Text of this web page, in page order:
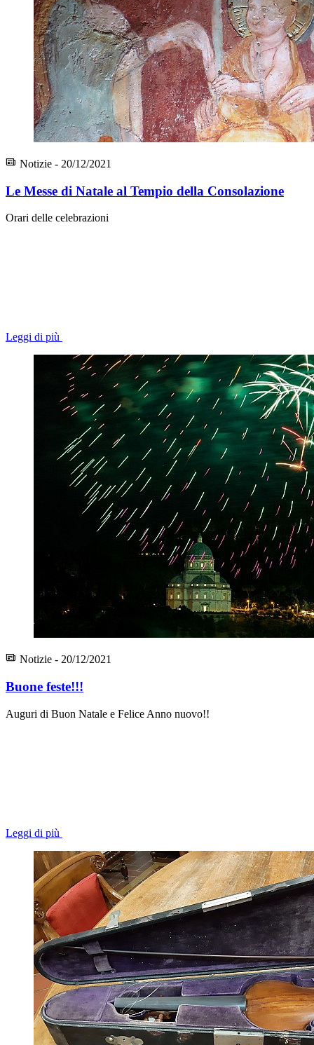
Notizie - 20/12/2021
Le Messe di Natale al Tempio della Consolazione
Orari delle celebrazioni
Leggi di più
Notizie - 20/12/2021
Buone feste!!!
Auguri di Buon Natale e Felice Anno nuovo!!
Leggi di più